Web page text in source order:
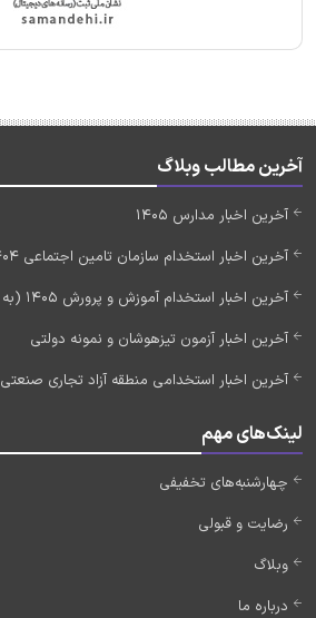
آخرین مطالب وبلاگ
آخرین اخبار مدارس 1405
آخرین اخبار استخدام سازمان تامین اجتماعی 1404 (به زودی)
آخرین اخبار استخدام آموزش و پرورش 1405 (به زودی)
آخرین اخبار آزمون تیزهوشان و نمونه دولتی
آخرین اخبار استخدامی منطقه آزاد تجاری صنعتی 1405
لینک‌های مهم
چهارشنبه‌های تخفیفی
رضایت و قبولی
وبلاگ
درباره ما